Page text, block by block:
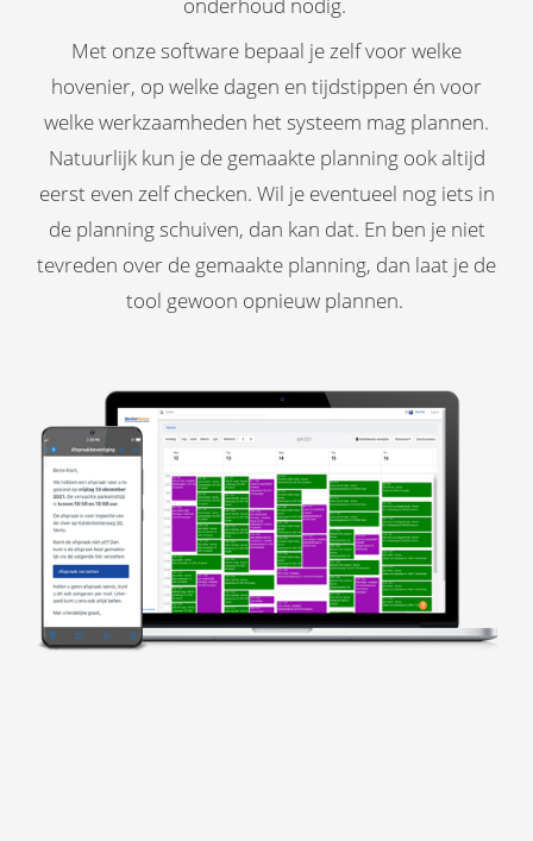
Met onze software bepaal je zelf voor welke
hovenier, op welke dagen en tijdstippen én voor
welke werkzaamheden het systeem mag plannen.
Natuurlijk kun je de gemaakte planning ook altijd
eerst even zelf checken. Wil je eventueel nog iets in
de planning schuiven, dan kan dat. En ben je niet
tevreden over de gemaakte planning, dan laat je de
tool gewoon opnieuw plannen.